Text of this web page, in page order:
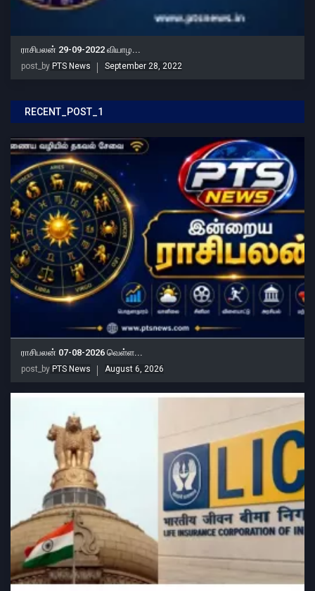
ராசிபலன் 29-09-2022 வியாழ...
post_by PTS News September 28, 2022
RECENT_POST_1
ராசிபலன் 07-08-2026 வெள்ள...
post_by PTS News August 6, 2026